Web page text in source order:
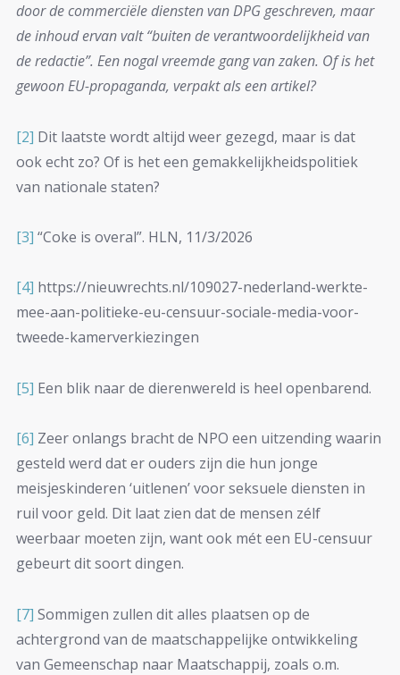
door de commerciële diensten van DPG geschreven, maar
de inhoud ervan valt “buiten de verantwoordelijkheid van
de redactie”. Een nogal vreemde gang van zaken. Of is het
gewoon EU-propaganda, verpakt als een artikel?
[2] Dit laatste wordt altijd weer gezegd, maar is dat
ook echt zo? Of is het een gemakkelijkheidspolitiek
van nationale staten?
[3] “Coke is overal”. HLN, 11/3/2026
[4] https://nieuwrechts.nl/109027-nederland-werkte-
mee-aan-politieke-eu-censuur-sociale-media-voor-
tweede-kamerverkiezingen
[5] Een blik naar de dierenwereld is heel openbarend.
[6] Zeer onlangs bracht de NPO een uitzending waarin
gesteld werd dat er ouders zijn die hun jonge
meisjeskinderen ‘uitlenen’ voor seksuele diensten in
ruil voor geld. Dit laat zien dat de mensen zélf
weerbaar moeten zijn, want ook mét een EU-censuur
gebeurt dit soort dingen.
[7] Sommigen zullen dit alles plaatsen op de
achtergrond van de maatschappelijke ontwikkeling
van Gemeenschap naar Maatschappij, zoals o.m.